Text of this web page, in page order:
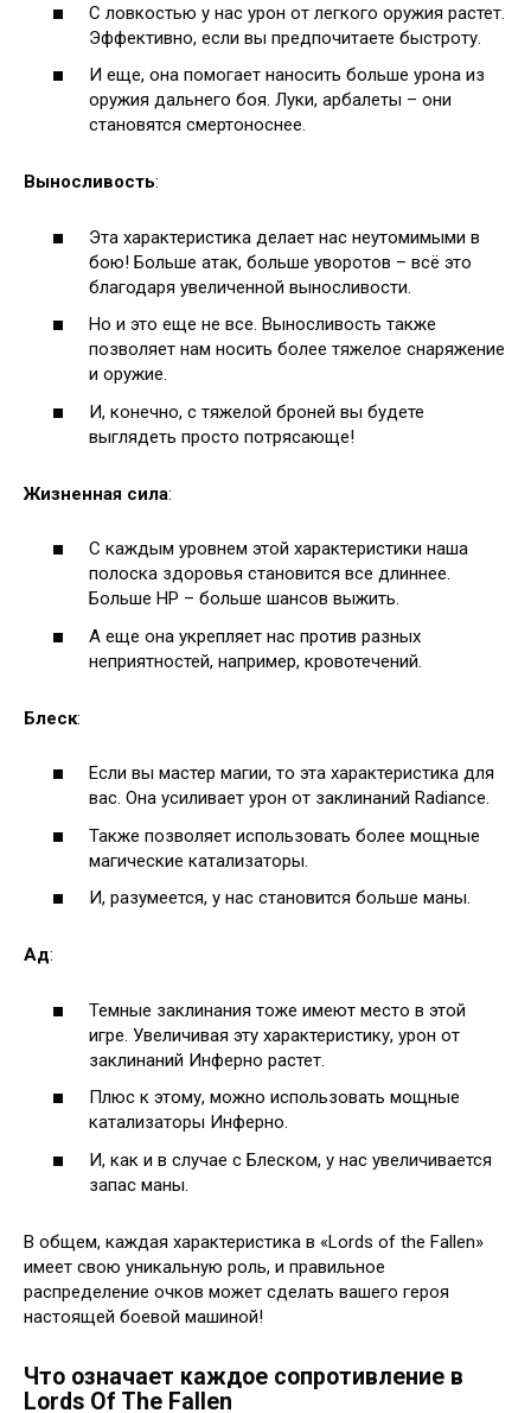
С ловкостью у нас урон от легкого оружия растет.
Эффективно, если вы предпочитаете быстроту.
И еще, она помогает наносить больше урона из
оружия дальнего боя. Луки, арбалеты – они
становятся смертоноснее.
Выносливость:
Эта характеристика делает нас неутомимыми в
бою! Больше атак, больше уворотов – всё это
благодаря увеличенной выносливости.
Но и это еще не все. Выносливость также
позволяет нам носить более тяжелое снаряжение
и оружие.
И, конечно, с тяжелой броней вы будете
выглядеть просто потрясающе!
Жизненная сила:
С каждым уровнем этой характеристики наша
полоска здоровья становится все длиннее.
Больше HP – больше шансов выжить.
А еще она укрепляет нас против разных
неприятностей, например, кровотечений.
Блеск:
Если вы мастер магии, то эта характеристика для
вас. Она усиливает урон от заклинаний Radiance.
Также позволяет использовать более мощные
магические катализаторы.
И, разумеется, у нас становится больше маны.
Ад:
Темные заклинания тоже имеют место в этой
игре. Увеличивая эту характеристику, урон от
заклинаний Инферно растет.
Плюс к этому, можно использовать мощные
катализаторы Инферно.
И, как и в случае с Блеском, у нас увеличивается
запас маны.
В общем, каждая характеристика в «Lords of the Fallen»
имеет свою уникальную роль, и правильное
распределение очков может сделать вашего героя
настоящей боевой машиной!
Что означает каждое сопротивление в
Lords Of The Fallen